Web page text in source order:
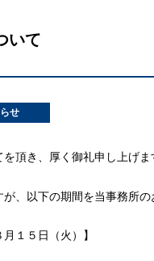
いて
せ
頂き、厚く御礼申し上げま
、以下の期間を当事務所
１５日（火）】